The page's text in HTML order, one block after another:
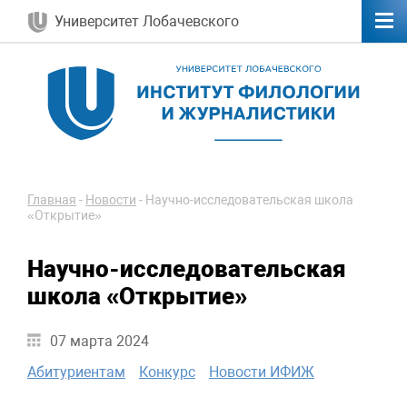
Университет Лобачевского
Главная - Новости - Научно-исследовательская школа
«Открытие»
Научно-исследовательская
школа «Открытие»
07 марта 2024
Абитуриентам
Конкурс Новости ИФИЖ